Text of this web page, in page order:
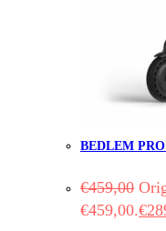
BEDLEM
€459,00
€459,00.€